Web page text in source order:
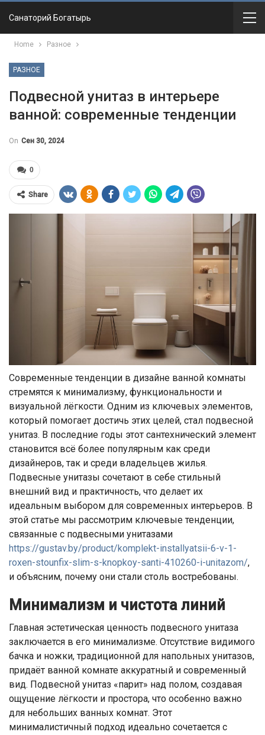
Санаторий Богатырь
Home Разное
РАЗНОЕ
Подвесной унитаз в интерьере
ванной: современные тенденции
On Сен 30, 2024
0
Share
Современные тенденции в дизайне ванной комнаты
стремятся к минимализму, функциональности и
визуальной лёгкости. Одним из ключевых элементов,
который помогает достичь этих целей, стал подвесной
унитаз. В последние годы этот сантехнический элемент
становится всё более популярным как среди
дизайнеров, так и среди владельцев жилья.
Подвесные унитазы сочетают в себе стильный
внешний вид и практичность, что делает их
идеальным выбором для современных интерьеров. В
этой статье мы рассмотрим ключевые тенденции,
связанные с подвесными унитазами
https://gustav.by/product/komplekt-installyatsii-6-v-1-
roxen-stounfix-slim-s-knopkoy-santi-410260-i-unitazom/,
и объясним, почему они стали столь востребованы.
Минимализм и чистота линий
Главная эстетическая ценность подвесного унитаза
заключается в его минимализме. Отсутствие видимого
бачка и ножки, традиционной для напольных унитазов,
придаёт ванной комнате аккуратный и современный
вид. Подвесной унитаз «парит» над полом, создавая
ощущение лёгкости и простора, что особенно важно
для небольших ванных комнат. Этот
минималистичный подход идеально сочетается с